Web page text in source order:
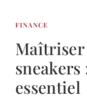
FINANCE
Maîtriser
essentiel